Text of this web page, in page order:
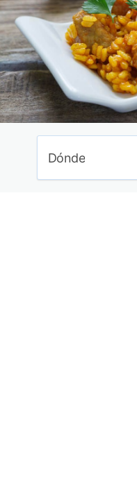
Consejos para viajar
Ideas de viajes
Curiosidades del
Noticias
Dónde anunciarte
a turistas
Dónde